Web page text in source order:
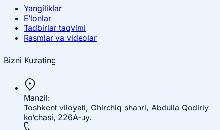
Yangiliklar
E’lonlar
Tadbirlar taqvimi
Rasmlar va videolar
Bizni Kuzating
Manzil:
Toshkent viloyati, Chirchiq shahri, Abdulla Qodiriy
ko‘chasi, 226A-uy.